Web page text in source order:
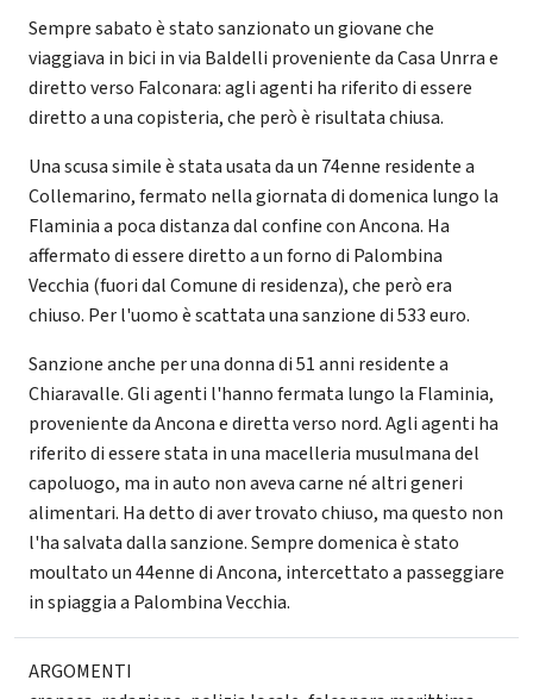
Sempre sabato è stato sanzionato un giovane che
viaggiava in bici in via Baldelli proveniente da Casa Unrra e
diretto verso Falconara: agli agenti ha riferito di essere
diretto a una copisteria, che però è risultata chiusa.
Una scusa simile è stata usata da un 74enne residente a
Collemarino, fermato nella giornata di domenica lungo la
Flaminia a poca distanza dal confine con Ancona. Ha
affermato di essere diretto a un forno di Palombina
Vecchia (fuori dal Comune di residenza), che però era
chiuso. Per l'uomo è scattata una sanzione di 533 euro.
Sanzione anche per una donna di 51 anni residente a
Chiaravalle. Gli agenti l'hanno fermata lungo la Flaminia,
proveniente da Ancona e diretta verso nord. Agli agenti ha
riferito di essere stata in una macelleria musulmana del
capoluogo, ma in auto non aveva carne né altri generi
alimentari. Ha detto di aver trovato chiuso, ma questo non
l'ha salvata dalla sanzione. Sempre domenica è stato
moultato un 44enne di Ancona, intercettato a passeggiare
in spiaggia a Palombina Vecchia.
ARGOMENTI